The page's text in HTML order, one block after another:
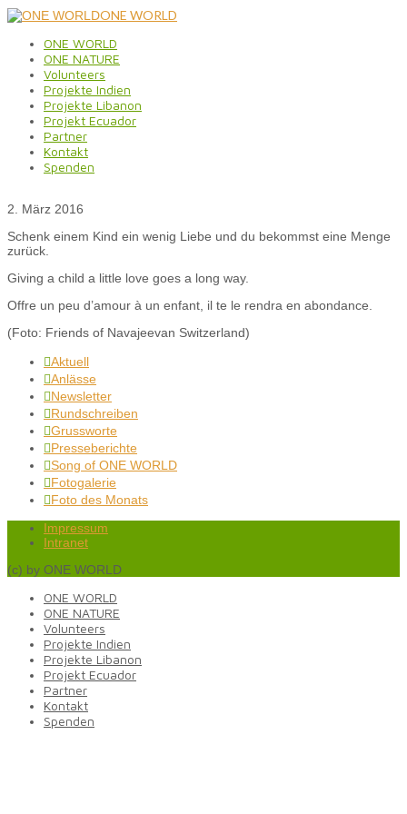
ONE WORLD
ONE WORLD
ONE NATURE
Volunteers
Projekte Indien
Projekte Libanon
Projekt Ecuador
Partner
Kontakt
Spenden
2. März 2016
Schenk einem Kind ein wenig Liebe und du bekommst eine Menge
zurück.
Giving a child a little love goes a long way.
Offre un peu d’amour à un enfant, il te le rendra en abondance.
(Foto: Friends of Navajeevan Switzerland)
Aktuell
Anlässe
Newsletter
Rundschreiben
Grussworte
Presseberichte
Song of ONE WORLD
Fotogalerie
Foto des Monats
Impressum
Intranet
(c) by ONE WORLD
ONE WORLD
ONE NATURE
Volunteers
Projekte Indien
Projekte Libanon
Projekt Ecuador
Partner
Kontakt
Spenden